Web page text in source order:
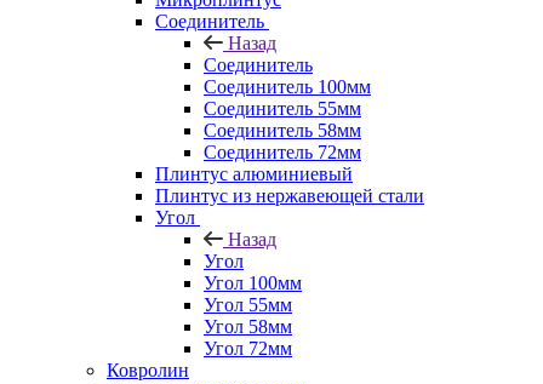
Соединитель
Назад
Соединитель
Соединитель 100мм
Соединитель 55мм
Соединитель 58мм
Соединитель 72мм
Плинтус алюминиевый
Плинтус из нержавеющей стали
Угол
Назад
Угол
Угол 100мм
Угол 55мм
Угол 58мм
Угол 72мм
Ковролин